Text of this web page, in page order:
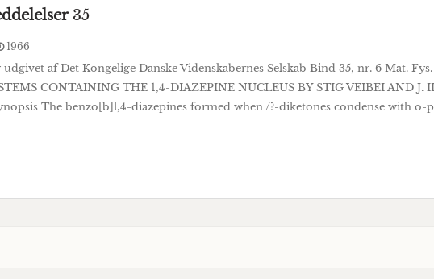
35
1966
af Det Kongelige Danske Videnskabernes Selskab Bind 35, nr. 6 Mat.
CONTAINING THE 1,4-DIAZEPINE NUCLEUS BY STIG VEIBEI AND J.
The benzo[b]l,4-diazepines formed when /?-diketones condense with o-